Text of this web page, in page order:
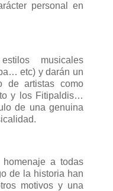
personal en
musicales
etc) y darán un
de artistas como
y los Fitipaldis…
de una genuina
a todas
de la historia han
motivos y una